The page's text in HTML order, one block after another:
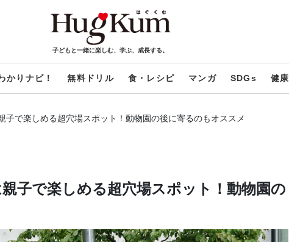
子どもと一緒に楽しむ、学ぶ、成長する。
かりナビ！ 無料ドリル 食・レシピ マンガ SDGs 健康
子で楽しめる超穴場スポット！動物園の後に寄るのもオススメ
親子で楽しめる超穴場スポット！動物園の